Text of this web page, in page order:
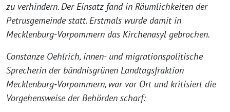
zu verhindern. Der Einsatz fand in Räumlichkeiten der
Petrusgemeinde statt. Erstmals wurde damit in
Mecklenburg-Vorpommern das Kirchenasyl gebrochen.
Constanze Oehlrich, innen- und migrationspolitische
Sprecherin der bündnisgrünen Landtagsfraktion
Mecklenburg-Vorpommern, war vor Ort und kritisiert die
Vorgehensweise der Behörden scharf: